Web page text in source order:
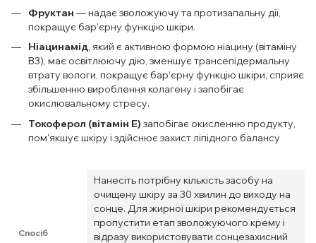
Фруктан — надає зволожуючу та протизапальну дії,
покращує бар'єрну функцію шкіри.
Ніацинамід, який є активною формою ніацину (вітаміну
В3), має освітлюючу дію, зменшує трансепідермальну
втрату вологи, покращує бар'єрну функцію шкіри, сприяє
збільшенню вироблення колагену і запобігає
окислювальному стресу.
Токоферол (вітамін Е) запобігає окисленню продукту,
пом'якшує шкіру і здійснює захист ліпідного балансу
Спосіб
Нанесіть потрібну кількість засобу на
очищену шкіру за 30 хвилин до виходу на
сонце. Для жирної шкіри рекомендується
пропустити етап зволожуючого крему і
відразу використовувати сонцезахисний